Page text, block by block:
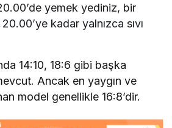
yemek yediniz, bir
kadar yalnızca sıvı
14:10, 18:6 gibi başka
Ancak en yaygın ve
model genellikle 16:8’dir.